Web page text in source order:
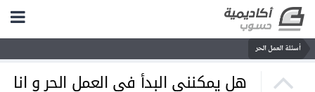
أسئلة العمل الحر
هل يمكنني البدأ في العمل الحر و انا